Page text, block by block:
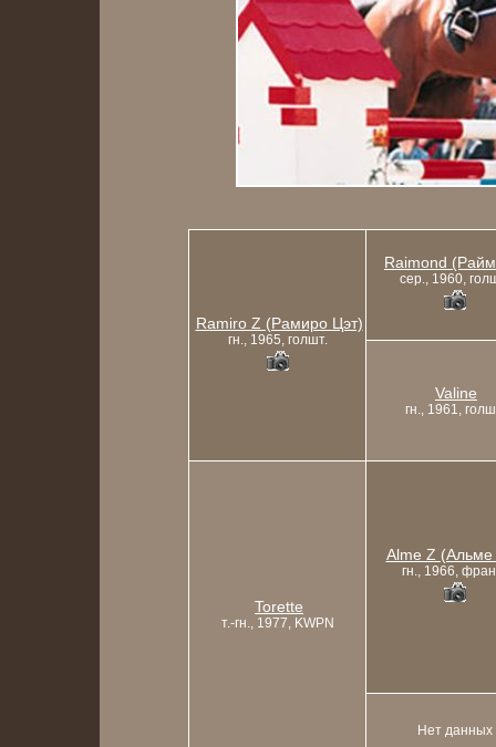
Ramiro Z (Рамиро Цэт)
гн., 1965, голшт.
Raimond
сер., 1960,
Valine
гн., 1961,
Torette
т.-гн., 1977, KWPN
Alme Z (Альме
гн., 1966,
Нет данных